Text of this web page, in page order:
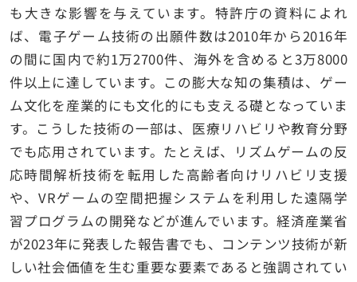
も大きな影響を与えています。特許庁の資料によれ
ば、電子ゲーム技術の出願件数は2010年から2016年
の間に国内で約1万2700件、海外を含めると3万8000
件以上に達しています。この膨大な知の集積は、ゲー
ム文化を産業的にも文化的にも支える礎となっていま
す。こうした技術の一部は、医療リハビリや教育分野
でも応用されています。たとえば、リズムゲームの反
応時間解析技術を転用した高齢者向けリハビリ支援
や、VRゲームの空間把握システムを利用した遠隔学
習プログラムの開発などが進んでいます。経済産業省
が2023年に発表した報告書でも、コンテンツ技術が新
しい社会価値を生む重要な要素であると強調されてい